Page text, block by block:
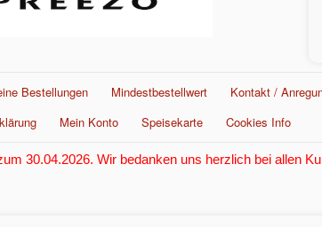
Bestellungen Mindestbestellwert Kontakt /
Mein Konto Speisekarte Cookies Info
30.04.2026. Wir bedanken uns herzlich bei allen